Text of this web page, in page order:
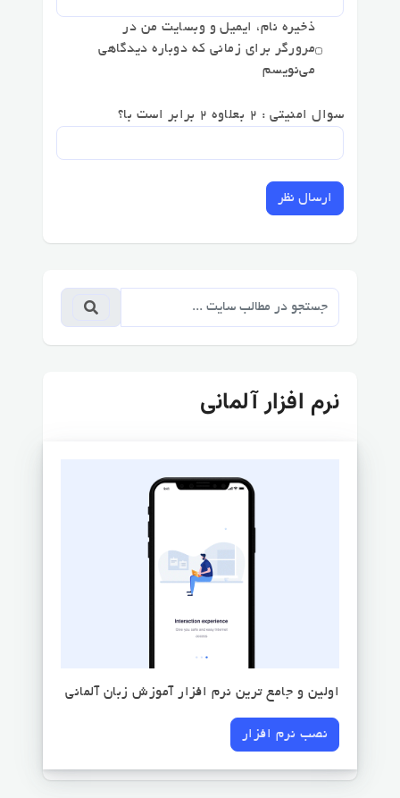
ذخیره نام، ایمیل و وبسایت من در
مرورگر برای زمانی که دوباره دیدگاهی
می‌نویسم
سوال امنیتی : 2 بعلاوه 2 برابر است با؟
ارسال نظر
نرم افزار آلمانی
اولین و جامع ترین نرم افزار آموزش زبان آلمانی
نصب نرم افزار